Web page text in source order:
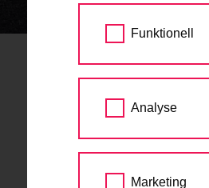
STARTSEITE
Hernals
28.09.2017
Funktionell
Analyse
Marketing